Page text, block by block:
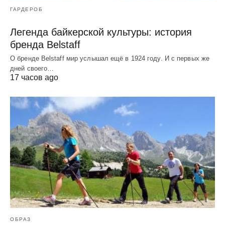
ГАРДЕРОБ
Легенда байкерской культуры: история
бренда Belstaff
О бренде Belstaff мир услышал ещё в 1924 году. И с первых же
дней своего…
17 часов ago
ОБРАЗ